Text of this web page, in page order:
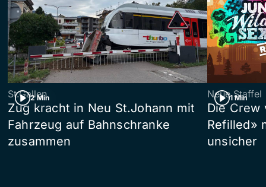
2 Min
St.Gallen
Zug kracht in Neu St.Johann mit
Fahrzeug auf Bahnschranke
zusammen
1 Min
Neue Staffel
Die Crew
Refilled»
unsicher